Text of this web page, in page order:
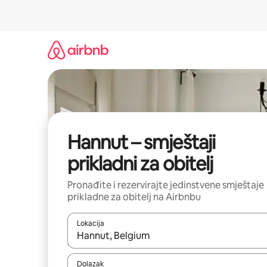
Hannut – smještaji
prikladni za obitelj
Pronađite i rezervirajte jedinstvene smještaje
prikladne za obitelj na Airbnbu
Lokacija
Kada budu dostupni rezultati, moći ćete ih
Dolazak